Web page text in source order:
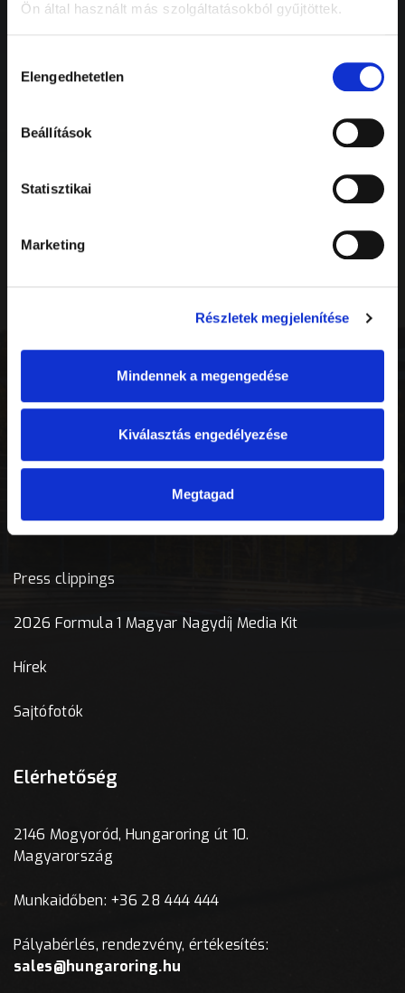
Ön által használt más szolgáltatásokból gyűjtöttek.
kiválasztása
Elengedhetetlen
Beállítások
Statisztikai
Marketing
Részletek megjelenítése
Mindennek a megengedése
Kiválasztás engedélyezése
Megtagad
Karrier
UAV szabályozás
Dokumentumok
Önkéntes program
Média
Press clippings
2026 Formula 1 Magyar Nagydíj Media Kit
Hírek
Sajtófotók
Elérhetőség
2146 Mogyoród, Hungaroring út 10.
Magyarország
Munkaidőben: +36 28 444 444
Pályabérlés, rendezvény, értékesítés:
sales@hungaroring.hu